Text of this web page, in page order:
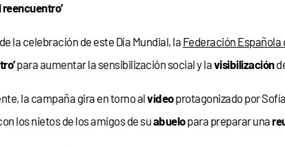
reencuentro’
la celebración de este Día Mundial, la Federación Española
para aumentar la sensibilización social y lavisibilización
la campaña gira en torno alvídeoprotagonizado por
los nietos de los amigos de suabuelopara preparar una